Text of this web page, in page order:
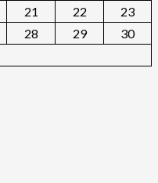
21 22
23
28 29
30